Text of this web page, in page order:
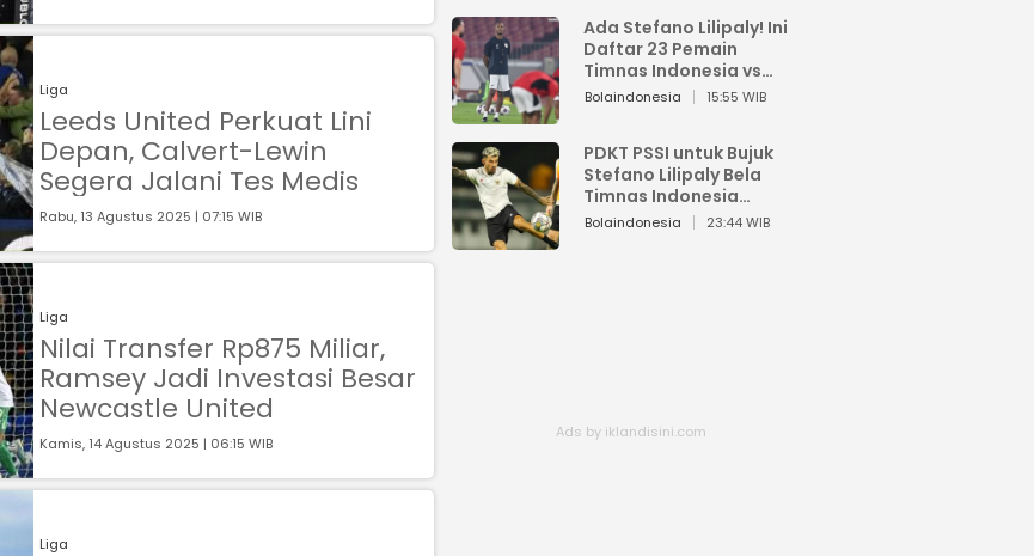
Liga
Leeds United Perkuat Lini
Depan, Calvert-Lewin
Segera Jalani Tes Medis
Rabu, 13 Agustus 2025 | 07:15 WIB
Liga
Nilai Transfer Rp875 Miliar,
Ramsey Jadi Investasi Besar
Newcastle United
Kamis, 14 Agustus 2025 | 06:15 WIB
Liga
Ada Stefano Lilipaly! Ini
Daftar 23 Pemain
Timnas Indonesia vs
China
Bolaindonesia 15:55 WIB
PDKT PSSI untuk Bujuk
Stefano Lilipaly Bela
Timnas Indonesia
Berakhir Berantakan
Bolaindonesia 23:44 WIB